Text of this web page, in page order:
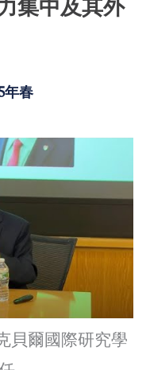
年春
貝爾國際研究學